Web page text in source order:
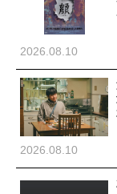
2026.08.10
2026.08.10